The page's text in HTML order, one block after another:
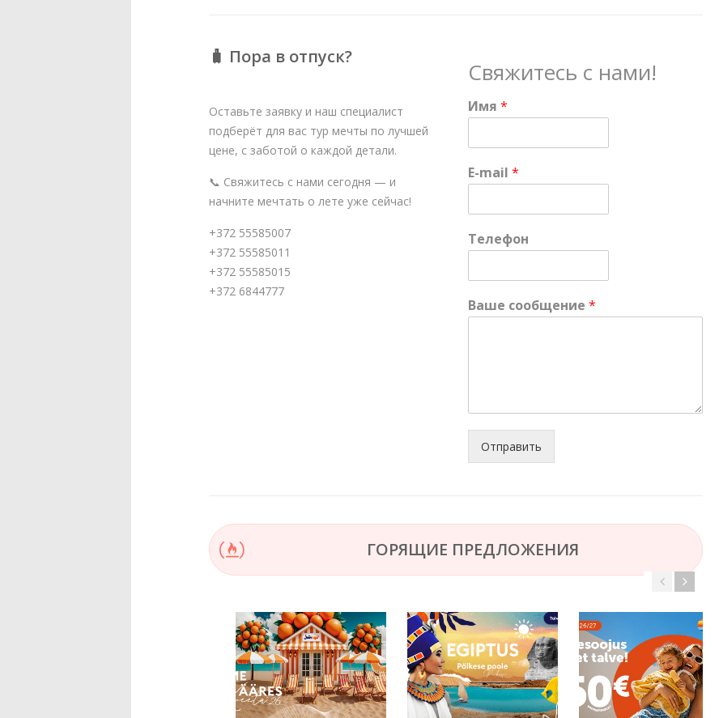
🧳 Пора в отпуск?
Оставьте заявку и наш специалист
подберёт для вас тур мечты по лучшей
цене, с заботой о каждой детали.
📞 Свяжитесь с нами сегодня — и
начните мечтать о лете уже сейчас!
+372 55585007
+372 55585011
+372 55585015
+372 6844777
Свяжитесь с нами!
Имя *
E-mail *
Телефон
Ваше сообщение *
Отправить
ГОРЯЩИЕ ПРЕДЛОЖЕНИЯ